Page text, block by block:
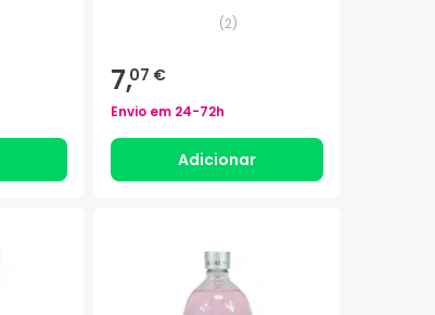
(2)
7,07 €
Envio em 24-72h
Adicionar